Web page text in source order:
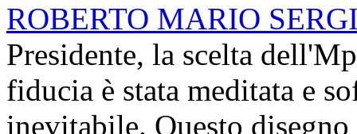
ROBERTO MARIO
Presidente, la scelta
fiducia è stata meditata e
inevitabile. Questo